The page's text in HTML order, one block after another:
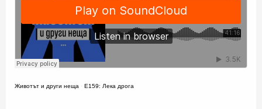
Животът и други неща · Е159: Лека дрога